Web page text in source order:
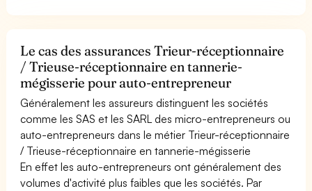
Le cas des assurances Trieur-réceptionnaire
/ Trieuse-réceptionnaire en tannerie-
mégisserie pour auto-entrepreneur
Généralement les assureurs distinguent les sociétés
comme les SAS et les SARL des micro-entrepreneurs ou
auto-entrepreneurs dans le métier Trieur-réceptionnaire
/ Trieuse-réceptionnaire en tannerie-mégisserie
En effet les auto-entrepreneurs ont généralement des
volumes d'activité plus faibles que les sociétés. Par